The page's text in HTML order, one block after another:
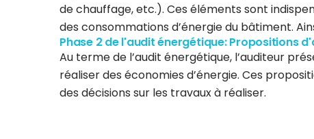
de chauffage, etc.). Ces éléments sont
des consommations d’énergie du bâtiment.
Phase 2 de l'audit énergétique: Propositions
Au terme de l’audit énergétique, l’auditeur
réaliser des économies d’énergie. Ces
des décisions sur les travaux à réaliser.